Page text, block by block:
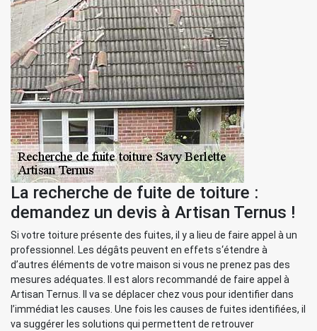
La recherche de fuite de toiture :
demandez un devis à Artisan Ternus !
Si votre toiture présente des fuites, il y a lieu de faire appel à un
professionnel. Les dégâts peuvent en effets s‘étendre à
d’autres éléments de votre maison si vous ne prenez pas des
mesures adéquates. Il est alors recommandé de faire appel à
Artisan Ternus. Il va se déplacer chez vous pour identifier dans
l’immédiat les causes. Une fois les causes de fuites identifiées, il
va suggérer les solutions qui permettent de retrouver